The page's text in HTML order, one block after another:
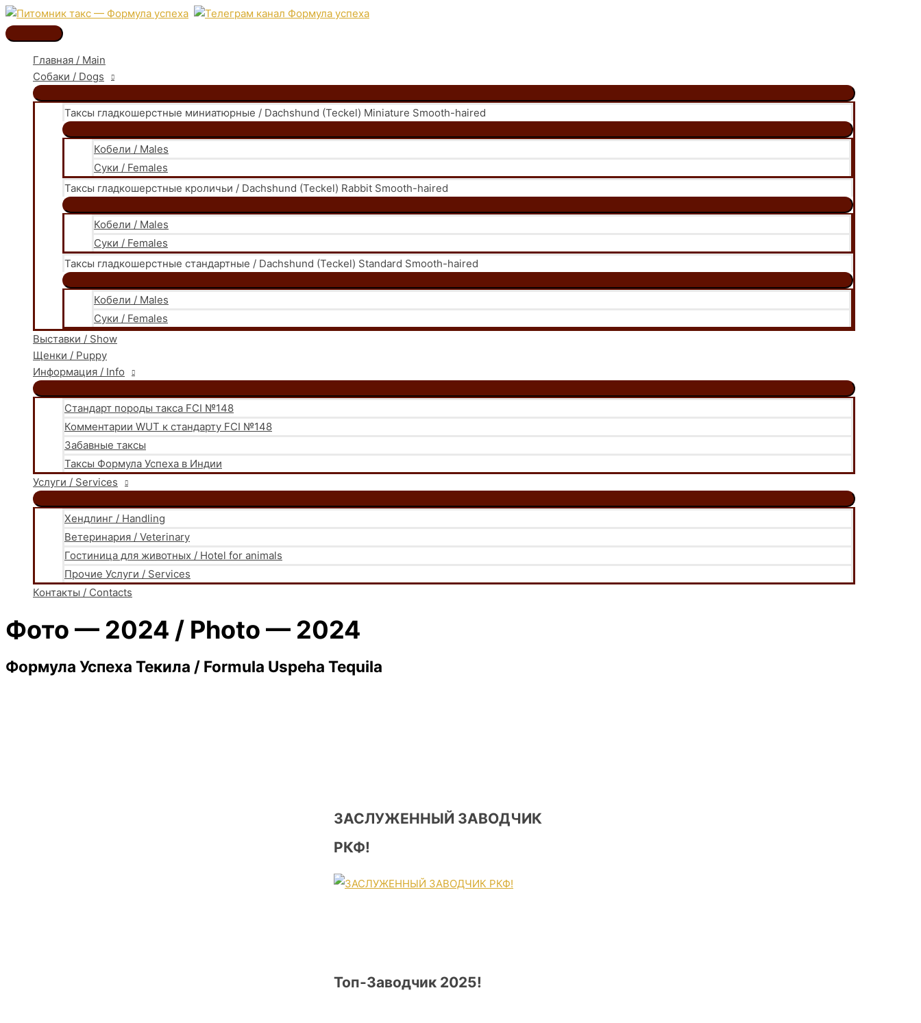
Перейти
к
содержимому
Главное
меню
Главная / Main
Собаки / Dogs
Таксы гладкошерстные миниатюрные / Dachshund (Teckel) Miniature Smooth-haired
Кобели / Males
Суки / Females
Таксы гладкошерстные кроличьи / Dachshund (Teckel) Rabbit Smooth-haired
Кобели / Males
Суки / Females
Таксы гладкошерстные стандартные / Dachshund (Teckel) Standard Smooth-haired
Кобели / Males
Суки / Females
Выставки / Show
Щенки / Puppy
Информация / Info
Стандарт породы такса FCI №148
Комментарии WUT к стандарту FCI №148
Забавные таксы
Таксы Формула Успеха в Индии
Услуги / Services
Хендлинг / Handling
Ветеринария / Veterinary
Гостиница для животных / Hotel for animals
Прочие Услуги / Services
Контакты / Contacts
Фото — 2024 / Photo — 2024
Формула Успеха Текила / Formula Uspeha Tequila
ЗАСЛУЖЕННЫЙ ЗАВОДЧИК
РКФ!
Топ-Заводчик 2025!